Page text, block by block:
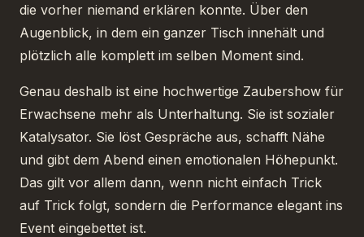
die vorher niemand erklären konnte. Über den
Augenblick, in dem ein ganzer Tisch innehält und
plötzlich alle komplett im selben Moment sind.
Genau deshalb ist eine hochwertige Zaubershow für
Erwachsene mehr als Unterhaltung. Sie ist sozialer
Katalysator. Sie löst Gespräche aus, schafft Nähe
und gibt dem Abend einen emotionalen Höhepunkt.
Das gilt vor allem dann, wenn nicht einfach Trick
auf Trick folgt, sondern die Performance elegant ins
Event eingebettet ist.